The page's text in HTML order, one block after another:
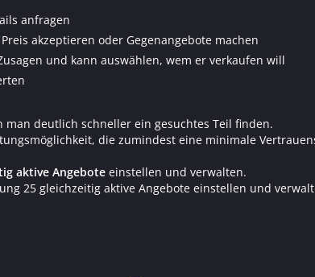
anfragen
akzeptieren oder Gegenangebote machen
und kann auswählen, wem er verkaufen will
deutlich schneller ein gesuchtes Teil finden.
die zumindest eine minimale
aktive Angebote einstellen und verwalten.
25 gleichzeitig aktive Angebote einstellen und